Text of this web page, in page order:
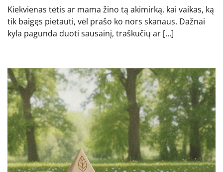
Kiekvienas tėtis ar mama žino tą akimirką, kai vaikas, ką
tik baigęs pietauti, vėl prašo ko nors skanaus. Dažnai
kyla pagunda duoti sausainį, traškučių ar […]